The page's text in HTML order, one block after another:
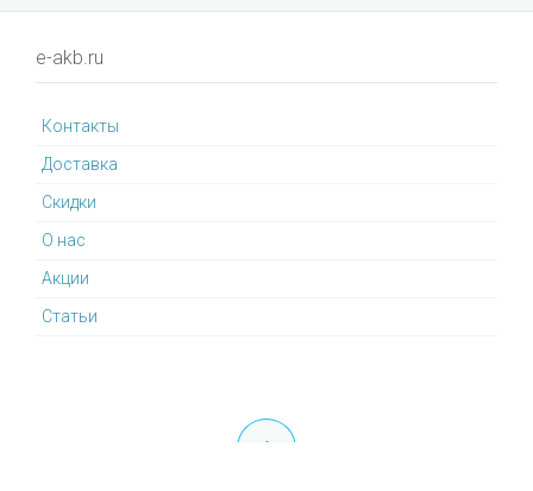
e-akb.ru
Контакты
Доставка
Cкидки
О нас
Акции
Статьи